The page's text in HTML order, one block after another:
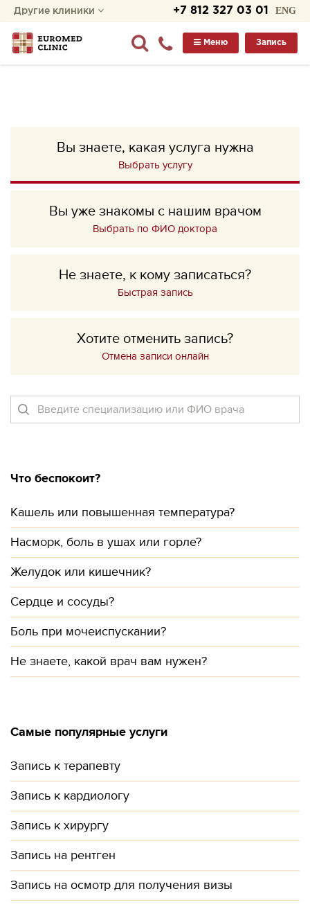
ENG
+7 812 327 03 01
Другие клиники
Запись
Меню
Вы знаете, какая услуга нужна
Выбрать услугу
Вы уже знакомы с нашим врачом
Выбрать по ФИО доктора
Не знаете, к кому записаться?
Быстрая запись
Хотите отменить запись?
Отмена записи онлайн
Что беспокоит?
Кашель или повышенная температура?
Насморк, боль в ушах или горле?
Желудок или кишечник?
Сердце и сосуды?
Боль при мочеиспускании?
Не знаете, какой врач вам нужен?
Самые популярные услуги
Запись к терапевту
Запись к кардиологу
Запись к хирургу
Запись на рентген
Запись на осмотр для получения визы